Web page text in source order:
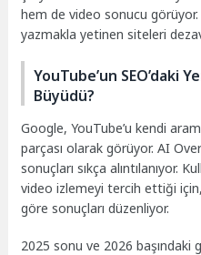
hem de video sonucu
yazmakla yetinen siteleri
YouTube’un SEO’daki
Büyüdü?
Google, YouTube’u kendi
parçası olarak görüyor. AI
sonuçları sıkça alıntılanıyor.
video izlemeyi tercih ettiği
göre sonuçları düzenliyor.
2025 sonu ve 2026 başındaki